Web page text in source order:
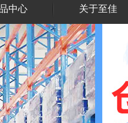
中心 关于至佳